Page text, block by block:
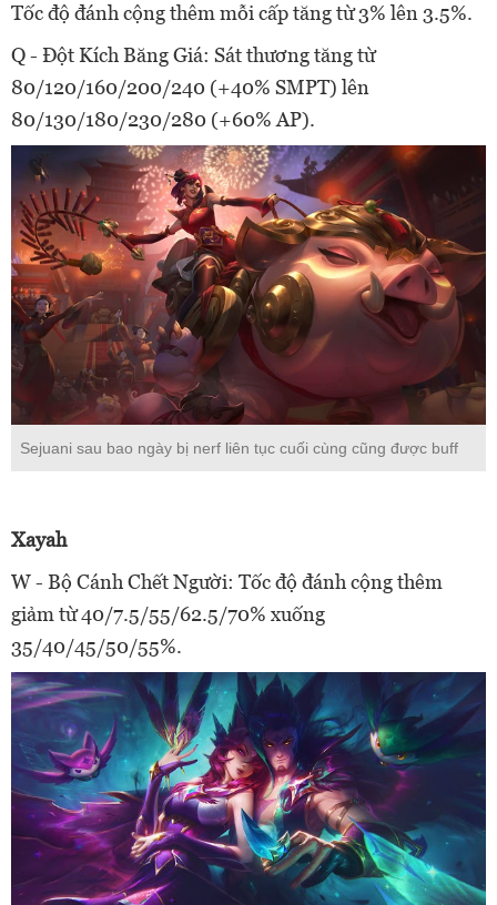
Tốc độ đánh cộng thêm mỗi cấp tăng từ 3% lên 3.5%.
Q - Đột Kích Băng Giá: Sát thương tăng từ
80/120/160/200/240 (+40% SMPT) lên
80/130/180/230/280 (+60% AP).
Sejuani sau bao ngày bị nerf liên tục cuối cùng cũng được buff
Xayah
W - Bộ Cánh Chết Người: Tốc độ đánh cộng thêm
giảm từ 40/7.5/55/62.5/70% xuống
35/40/45/50/55%.